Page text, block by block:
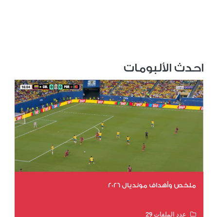
احدث الألبومات
ملخص وأهداف مونديال 2026
عدد الملفات 29